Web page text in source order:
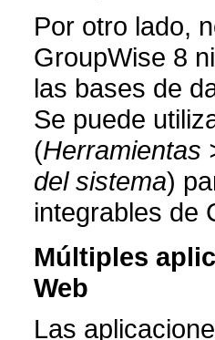
Por otro lado,
GroupWise 8
las bases de
Se puede
(Herramientas
del sistema)
integrables de
Múltiples
Web
Las